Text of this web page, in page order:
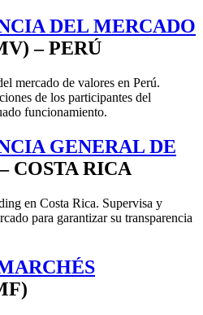
DEL MERCADO
– PERÚ
mercado de valores en Perú.
de los participantes del
funcionamiento.
GENERAL DE
COSTA RICA
en Costa Rica. Supervisa y
para garantizar su transparencia